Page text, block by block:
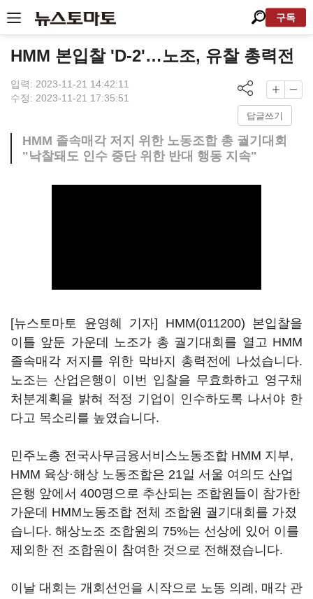
구독
HMM 본입찰 'D-2'…노조, 유찰 총력전
입력: 2023-11-21 14:42:11
수정: 2023-11-21 17:35:51
답글쓰기
HMM 졸속매각 저지 위한 노동조합 총 궐기대회
"낙찰돼도 인수 중단 위한 반대 행동 지속"
[뉴스토마토 윤영혜 기자] HMM(011200) 본입찰을
이틀 앞둔 가운데 노조가 총 궐기대회를 열고 HMM
졸속매각 저지를 위한 막바지 총력전에 나섰습니다.
노조는 산업은행이 이번 입찰을 무효화하고 영구채
처분계획을 밝혀 적정 기업이 인수하도록 나서야 한
다고 목소리를 높였습니다.
민주노총 전국사무금융서비스노동조합 HMM 지부,
HMM 육상·해상 노동조합은 21일 서울 여의도 산업
은행 앞에서 400명으로 추산되는 조합원들이 참가한
가운데 HMM노동조합 전체 조합원 궐기대회를 가졌
습니다. 해상노조 조합원의 75%는 선상에 있어 이를
제외한 전 조합원이 참여한 것으로 전해졌습니다.
이날 대회는 개회선언을 시작으로 노동 의례, 매각 관